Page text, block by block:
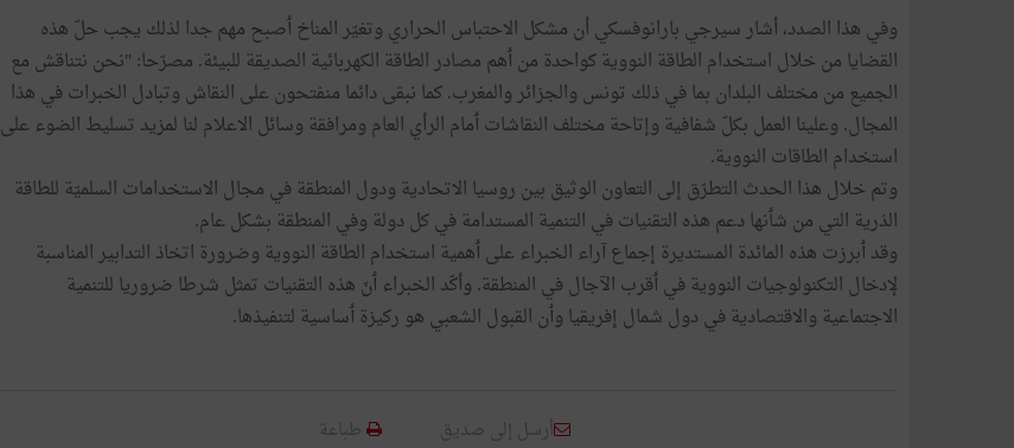
وفي هذا الصدد، أشار سيرجي بارانوفسكي أن مشكل الاحتباس الحراري وتغيّر المناخ ٲصبح مهم جدا لذلك يجب حلّ هذه
القضايا من خلال استخدام الطاقة النووية كواحدة من ٲهم مصادر الطاقة الكهربائية الصديقة للبيئة. مصرّحا: "نحن نتناقش مع
الجميع من مختلف البلدان بما في ذلك تونس والجزائر والمغرب. كما نبقى دائما منفتحون على النقاش وتبادل الخبرات في هذا
المجال. وعلينا العمل بكلّ شفافية وإتاحة مختلف النقاشات ٲمام الرأي العام ومرافقة وسائل الاعلام لنا لمزيد تسليط الضوء على
استخدام الطاقات النووية.
وتم خلال هذا الحدث التطرّق إلى التعاون الوثيق بين روسيا الاتحادية ودول المنطقة في مجال الاستخدامات السلميّة للطاقة
الذرية التي من شٲنها دعم هذه التقنيات في التنمية المستدامة في كل دولة وفي المنطقة بشكل عام.
وقد ٲبرزت هذه المائدة المستديرة إجماع آراء الخبراء على ٲهمية استخدام الطاقة النووية وضرورة اتخاذ التدابير المناسبة
لإدخال التكنولوجيات النووية في ٲقرب الآجال في المنطقة. وأكّد الخبراء ٲنّ هذه التقنيات تمثل شرطا ضروريا للتنمية
الاجتماعية والاقتصادية في دول شمال إفريقيا وٲن القبول الشعبي هو ركيزة ٲساسية لتنفيذها.
أرسل إلى صديق طباعة